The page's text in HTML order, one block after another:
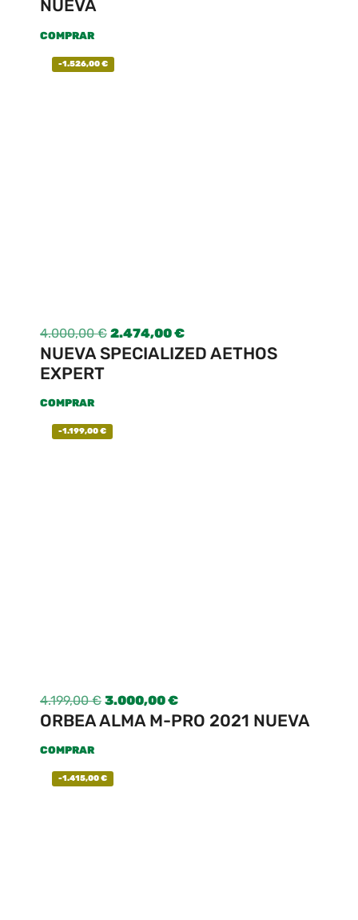
NUEVA
COMPRAR
-1.526,00€
4.000,00€ 2.474,00€
NUEVA SPECIALIZED AETHOS
EXPERT
COMPRAR
-1.199,00€
4.199,00€ 3.000,00€
ORBEA ALMA M-PRO 2021 NUEVA
COMPRAR
-1.415,00€